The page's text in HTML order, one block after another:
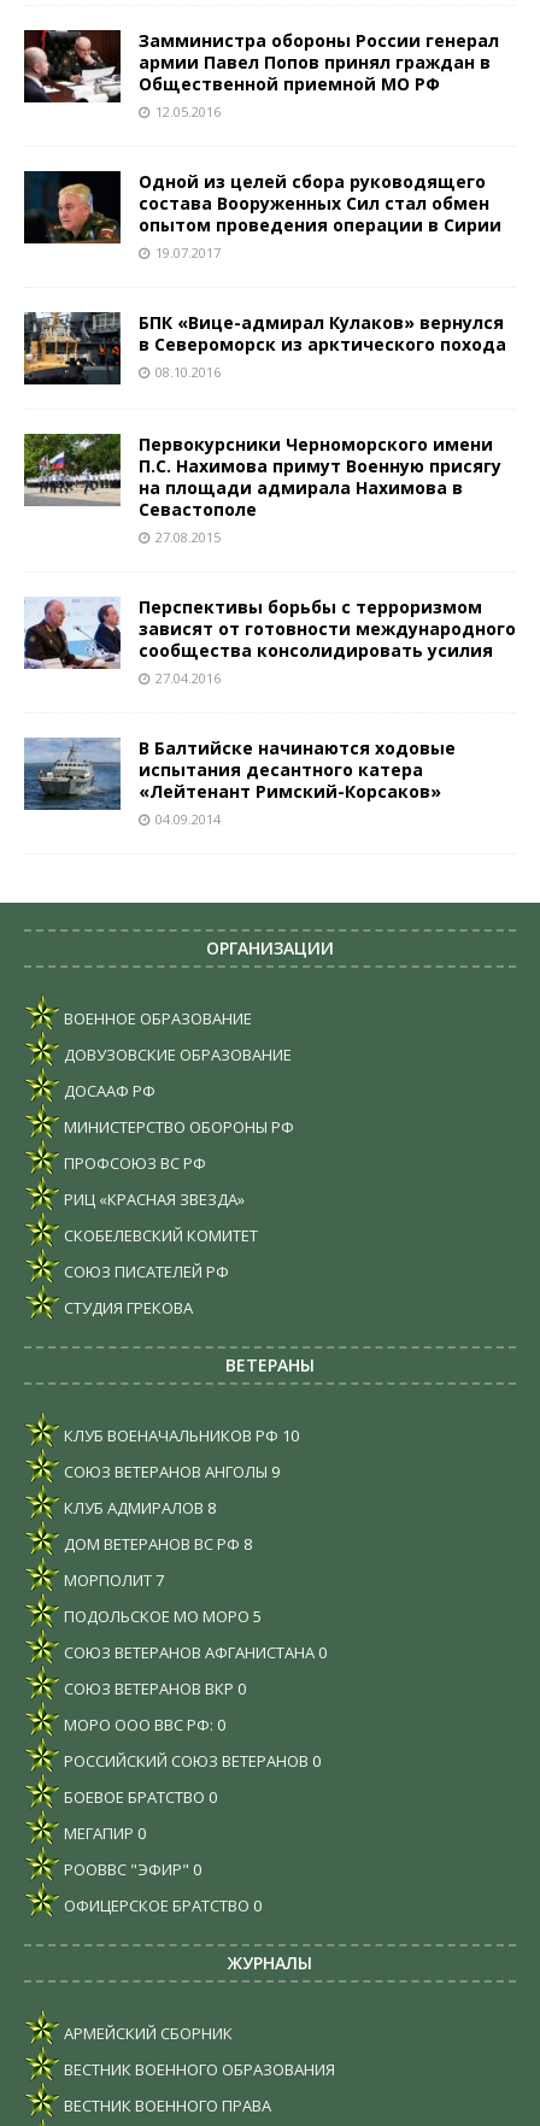
Замминистра обороны России генерал
армии Павел Попов принял граждан в
Общественной приемной МО РФ
12.05.2016
Одной из целей сбора руководящего
состава Вооруженных Сил стал обмен
опытом проведения операции в Сирии
19.07.2017
БПК «Вице-адмирал Кулаков» вернулся
в Североморск из арктического похода
08.10.2016
Первокурсники Черноморского имени
П.С. Нахимова примут Военную присягу
на площади адмирала Нахимова в
Севастополе
27.08.2015
Перспективы борьбы с терроризмом
зависят от готовности международного
сообщества консолидировать усилия
27.04.2016
В Балтийске начинаются ходовые
испытания десантного катера
«Лейтенант Римский-Корсаков»
04.09.2014
ОРГАНИЗАЦИИ
ВОЕННОЕ ОБРАЗОВАНИЕ
ДОВУЗОВСКИЕ ОБРАЗОВАНИЕ
ДОСААФ РФ
МИНИСТЕРСТВО ОБОРОНЫ РФ
ПРОФСОЮЗ ВС РФ
РИЦ «КРАСНАЯ ЗВЕЗДА»
СКОБЕЛЕВСКИЙ КОМИТЕТ
СОЮЗ ПИСАТЕЛЕЙ РФ
СТУДИЯ ГРЕКОВА
ВЕТЕРАНЫ
КЛУБ ВОЕНАЧАЛЬНИКОВ РФ 10
СОЮЗ ВЕТЕРАНОВ АНГОЛЫ 9
КЛУБ АДМИРАЛОВ 8
ДОМ ВЕТЕРАНОВ ВС РФ 8
МОРПОЛИТ7
ПОДОЛЬСКОЕ МО МОРО 5
СОЮЗ ВЕТЕРАНОВ АФГАНИСТАНА 0
СОЮЗ ВЕТЕРАНОВ ВКР 0
МОРО ООО ВВС РФ: 0
РОССИЙСКИЙ СОЮЗ ВЕТЕРАНОВ 0
БОЕВОЕ БРАТСТВО 0
МЕГАПИР 0
РООВВС "ЭФИР" 0
ОФИЦЕРСКОЕ БРАТСТВО 0
ЖУРНАЛЫ
АРМЕЙСКИЙ СБОРНИК
ВЕСТНИК ВОЕННОГО ОБРАЗОВАНИЯ
ВЕСТНИК ВОЕННОГО ПРАВА